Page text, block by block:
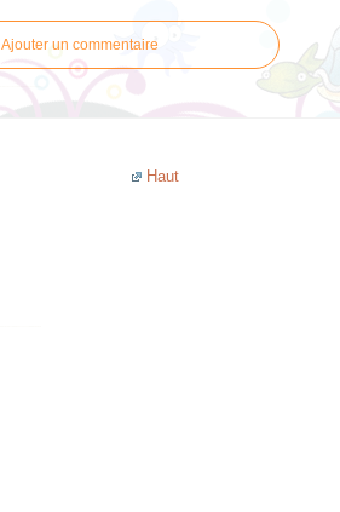
Ajouter un commentaire
Haut